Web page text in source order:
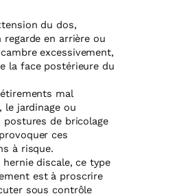
du dos,
regarde en arrière ou
cambre excessivement,
la face postérieure du
mal
le jardinage ou
postures de bricolage
ces
à risque.
hernie discale, ce type
est à proscrire
sous contrôle